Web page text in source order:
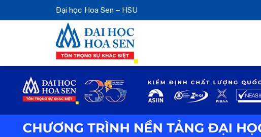
Đại học Hoa Sen – HSU